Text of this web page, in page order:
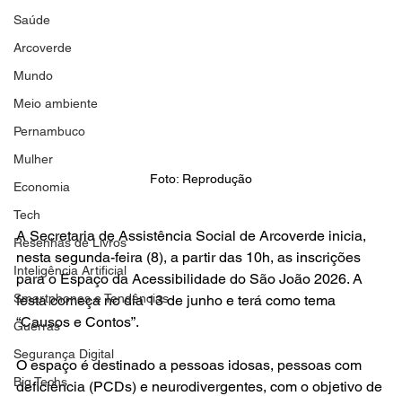
Saúde
Arcoverde
Mundo
Meio ambiente
Pernambuco
Mulher
Economia
Tech
Resenhas de Livros
Inteligência Artificial
Smartphones e Tendências
Guerras
Segurança Digital
Big Techs
Foto: Reprodução
A Secretaria de Assistência Social de Arcoverde inicia,
nesta segunda-feira (8), a partir das 10h, as inscrições
para o Espaço da Acessibilidade do São João 2026. A
festa começa no dia 13 de junho e terá como tema
“Causos e Contos”.
O espaço é destinado a pessoas idosas, pessoas com
deficiência (PCDs) e neurodivergentes, com o objetivo de